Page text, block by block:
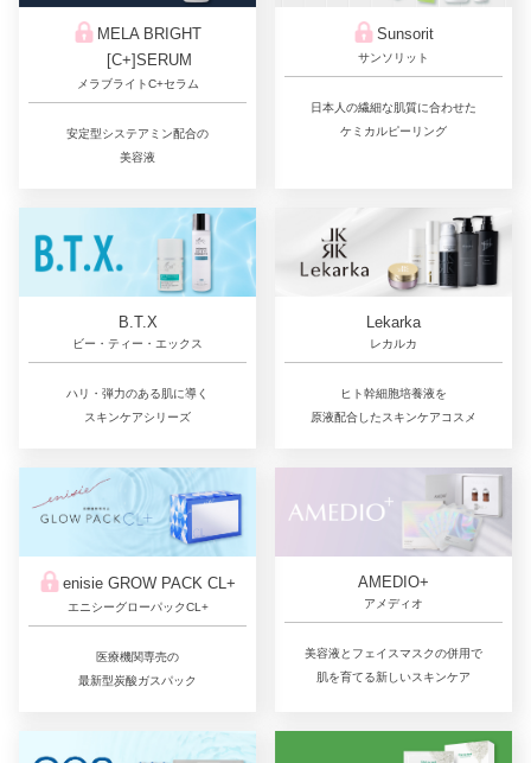
MELA BRIGHT
[C+]SERUM
メラブライトC+セラム
安定型システアミン配合の
美容液
Sunsorit
サンソリット
日本人の繊細な肌質に合わせた
ケミカルピーリング
B.T.X
ビー・ティー・エックス
ハリ・弾力のある肌に導く
スキンケアシリーズ
Lekarka
レカルカ
ヒト幹細胞培養液を
原液配合したスキンケアコスメ
enisie GROW PACK CL+
エニシーグローパックCL+
医療機関専売の
最新型炭酸ガスパック
AMEDIO+
アメディオ
美容液とフェイスマスクの併用で
肌を育てる新しいスキンケア